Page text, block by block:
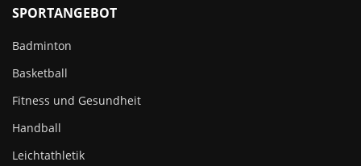
SPORTANGEBOT
Badminton
Basketball
Fitness und Gesundheit
Handball
Leichtathletik